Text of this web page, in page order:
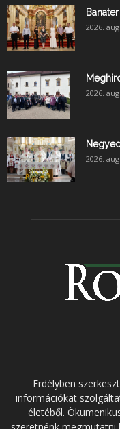
2026.
2026.
2026.
Erdélyben
információkat
életéből.
szeretnénk megmutatni